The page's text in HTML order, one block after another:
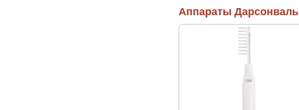
Аппараты Дарсонваль